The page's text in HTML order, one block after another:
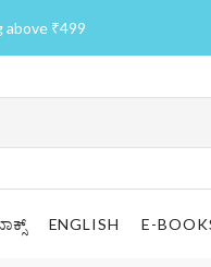
above ₹499
ENGLISH E-